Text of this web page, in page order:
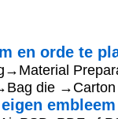
en orde te
die